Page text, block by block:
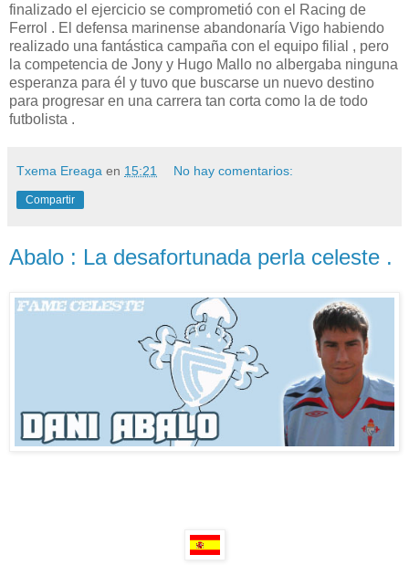
finalizado el ejercicio se comprometió con el Racing de
Ferrol . El defensa marinense abandonaría Vigo habiendo
realizado una fantástica campaña con el equipo filial , pero
la competencia de Jony y Hugo Mallo no albergaba ninguna
esperanza para él y tuvo que buscarse un nuevo destino
para progresar en una carrera tan corta como la de todo
futbolista .
Txema Ereaga en 15:21 No hay comentarios:
Compartir
Abalo : La desafortunada perla celeste .